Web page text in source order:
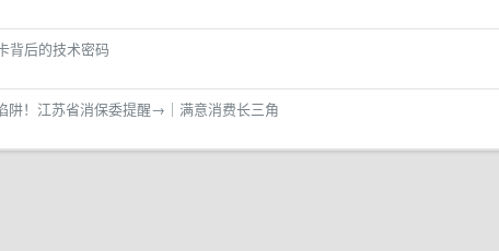
背后的技术密码
阱！江苏省消保委提醒→｜满意消费长三角